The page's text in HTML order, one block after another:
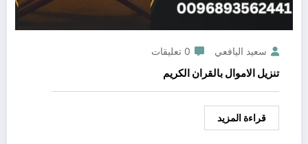
سعيد اليافعي 0 تعليقات
تنزيل الاموال بالقران الكريم
قراءة المزيد